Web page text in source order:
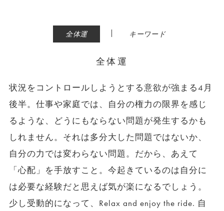
全体運 | キーワード
全体運
状況をコントロールしようとする意欲が強まる4月
後半。仕事や家庭では、自分の権力の限界を感じ
るような、どうにもならない問題が発生するかも
しれません。それは多分大した問題ではないか、
自分の力では変わらない問題。だから、あえて
「心配」を手放すこと。今起きているのは自分に
は必要な経験だと思えば気が楽になるでしょう。
少し受動的になって、Relax and enjoy the ride. 自